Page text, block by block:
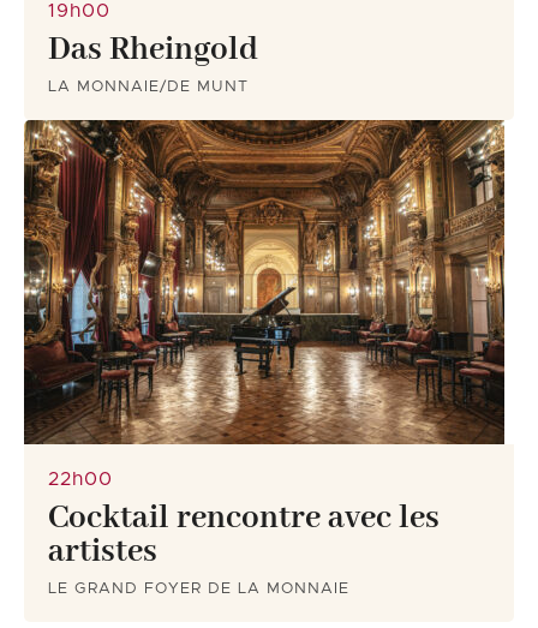
19h00
Das Rheingold
LA MONNAIE/DE MUNT
22h00
Cocktail rencontre avec les
artistes
LE GRAND FOYER DE LA MONNAIE